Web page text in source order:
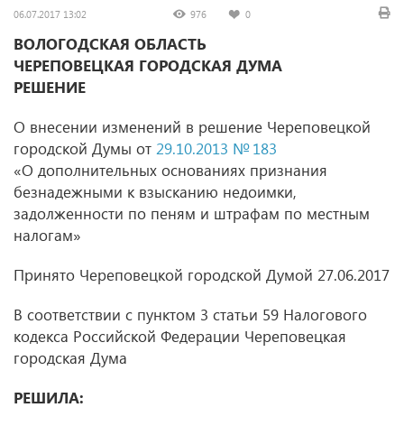
06.07.2017 13:02 976 0
ВОЛОГОДСКАЯ ОБЛАСТЬ
ЧЕРЕПОВЕЦКАЯ ГОРОДСКАЯ ДУМА
РЕШЕНИЕ
О внесении изменений в решение Череповецкой
городской Думы от 29.10.2013 № 183
«О дополнительных основаниях признания
безнадежными к взысканию недоимки,
задолженности по пеням и штрафам по местным
налогам»
Принято Череповецкой городской Думой 27.06.2017
В соответствии с пунктом 3 статьи 59 Налогового
кодекса Российской Федерации Череповецкая
городская Дума
РЕШИЛА: